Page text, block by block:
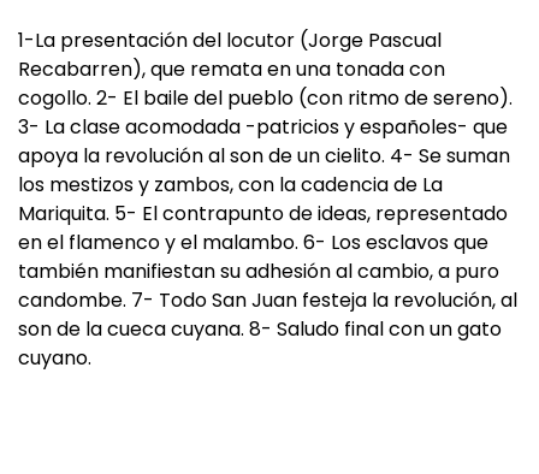
1-La presentación del locutor (Jorge Pascual
Recabarren), que remata en una tonada con
cogollo. 2- El baile del pueblo (con ritmo de sereno).
3- La clase acomodada -patricios y españoles- que
apoya la revolución al son de un cielito. 4- Se suman
los mestizos y zambos, con la cadencia de La
Mariquita. 5- El contrapunto de ideas, representado
en el flamenco y el malambo. 6- Los esclavos que
también manifiestan su adhesión al cambio, a puro
candombe. 7- Todo San Juan festeja la revolución, al
son de la cueca cuyana. 8- Saludo final con un gato
cuyano.